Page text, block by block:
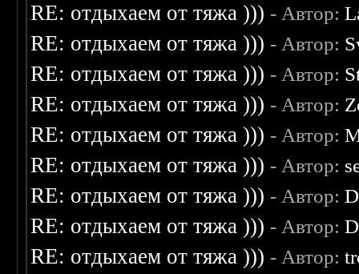
RE: отдыхаем от тяжа ))) - Автор:
RE: отдыхаем от тяжа ))) - Автор:
RE: отдыхаем от тяжа ))) - Автор:
RE: отдыхаем от тяжа ))) - Автор:
RE: отдыхаем от тяжа ))) - Автор:
RE: отдыхаем от тяжа ))) - Автор:
RE: отдыхаем от тяжа ))) - Автор:
RE: отдыхаем от тяжа ))) - Автор:
RE: отдыхаем от тяжа ))) - Автор: